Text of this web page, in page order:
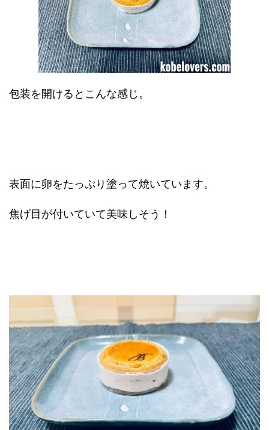
包装を開けるとこんな感じ。
表面に卵をたっぷり塗って焼いています。
焦げ目が付いていて美味しそう！